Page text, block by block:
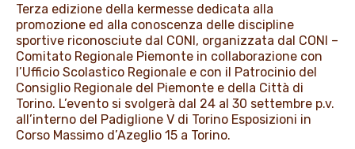
NEWS & MEDIA
Terza edizione della kermesse dedicata alla
promozione ed alla conoscenza delle discipline
sportive riconosciute dal CONI, organizzata dal CONI –
Comitato Regionale Piemonte in collaborazione con
l’Ufficio Scolastico Regionale e con il Patrocinio del
Consiglio Regionale del Piemonte e della Città di
Torino. L’evento si svolgerà dal 24 al 30 settembre p.v.
all’interno del Padiglione V di Torino Esposizioni in
Corso Massimo d’Azeglio 15 a Torino.